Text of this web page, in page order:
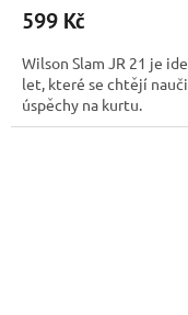
599 Kč
Wilson Slam JR 21 je
let, které se chtějí
úspěchy na kurtu.